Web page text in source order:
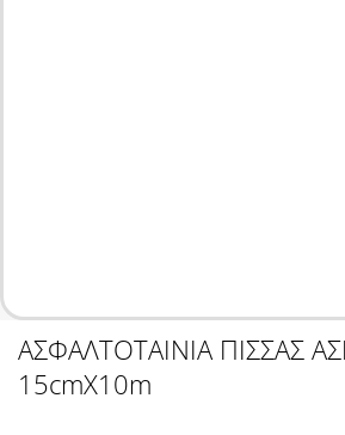
ΑΣΦΑΛΤΟΤΑΙΝΙΑ ΠΙΣΣΑΣ
15cmX10m